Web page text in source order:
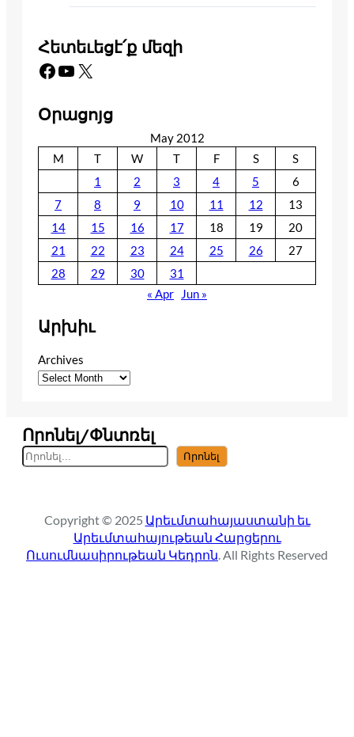
Հետեւեցէ՛ք մեզի
Facebook YouTube X
Օրացոյց
May 2012
M
T W T F S
S
1
2 3 4 5
6
7
8 9 10 11 12
13
14
15 16 17 18 19
20
21
22 23 24 25 26
27
28
29 30
31
« Apr
Jun »
Արխիւ
Archives
Որոնել/Փնտռել
S
e
c
h
Որոնել
Copyright © 2025 Արեւմտահայաստանի եւ
Արեւմտահայութեան Հարցերու
Ուսումնասիրութեան Կեդրոն . All Rights Reserved